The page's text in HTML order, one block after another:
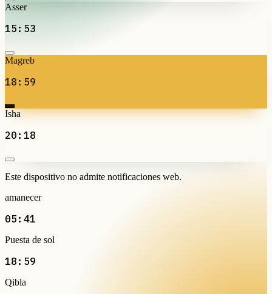
Asser
15:53
Magreb
18:59
Isha
20:18
Este dispositivo no admite notificaciones web.
amanecer
05:41
Puesta de sol
18:59
Qibla